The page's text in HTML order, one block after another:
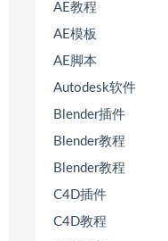
AE教程
AE模板
AE脚本
Autodesk软件
Blender插件
Blender教程
Blender教程
C4D插件
C4D教程